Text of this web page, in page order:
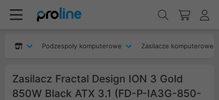
Podzespoły komputerowe Zasilacze komputerowe
Zasilacz Fractal Design ION 3 Gold
850W Black ATX 3.1 (FD-P-IA3G-850-